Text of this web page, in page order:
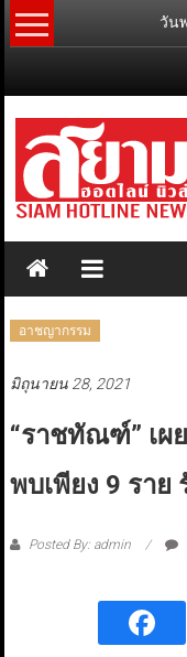
Skip
to
วัน
อาชญากรรม
มิถุนายน 28, 2021
“ราชทัณฑ์” เผ
พบเพียง 9 ราย
Posted By: admin